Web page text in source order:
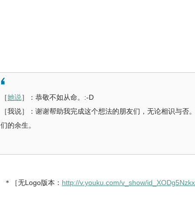
［她说］：恭敬不如从命。:-D
［我说］：谢谢帮助我完成这个想法的朋友们，无论相识与否
们的余生。
＊［无Logo版本： http://v.youku.com/v_show/